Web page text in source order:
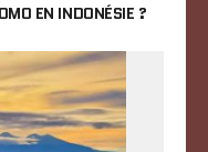
EN INDONÉSIE ?